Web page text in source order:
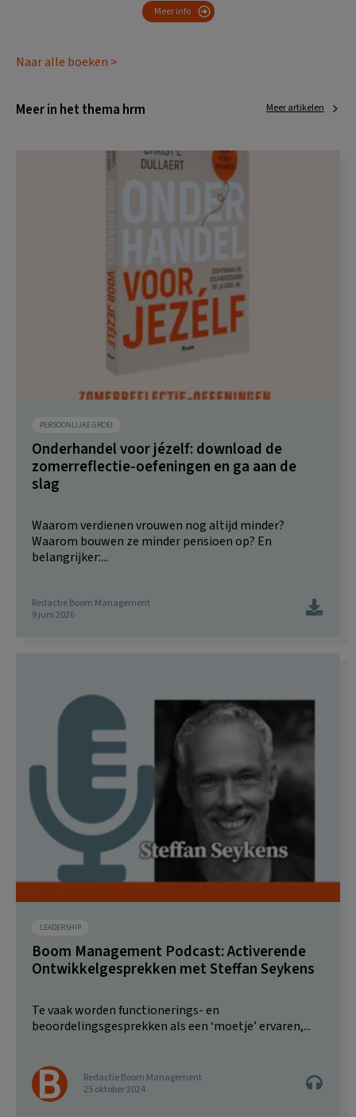
Meer info
Naar alle boeken >
Meer in het thema hrm Meer artikelen
PERSOONLIJKE GROEI
Onderhandel voor jézelf: download de
zomerreflectie-oefeningen en ga aan de
slag
Waarom verdienen vrouwen nog altijd minder?
Waarom bouwen ze minder pensioen op? En
belangrijker:...
Redactie Boom Management
9 juni 2026
LEADERSHIP
Boom Management Podcast: Activerende
Ontwikkelgesprekken met Steffan Seykens
Te vaak worden functionerings- en
beoordelingsgesprekken als een ‘moetje’ ervaren,...
Redactie Boom Management
25 oktober 2024